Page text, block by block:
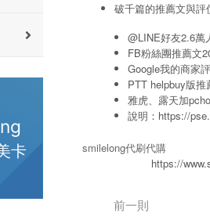
破千篇的推薦文與
@LINE好友2.6萬
FB粉絲團推薦文
Google我的商家
PTT helpbuy版推
雅虎、露天加
說明： https://
smilelong代刷代購
https://
前一則
卡